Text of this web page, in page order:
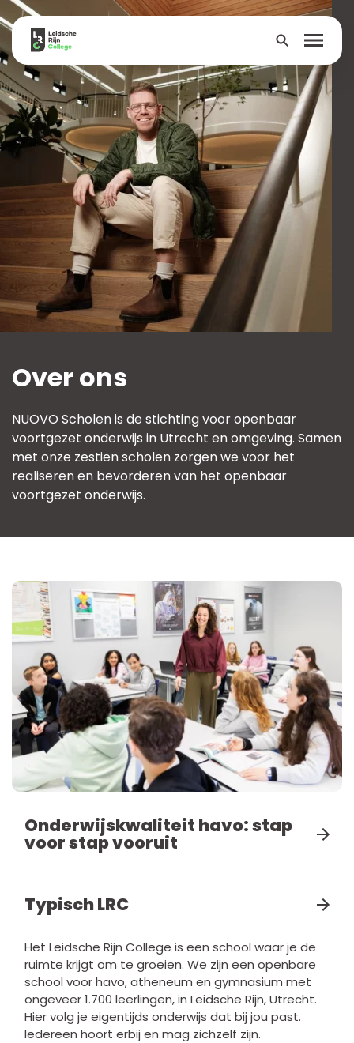
Over
Onderwijs
Leerlingen
Ouders
Groep 8
Contact
Magister
Over ons
NUOVO Scholen is de stichting voor openbaar
voortgezet onderwijs in Utrecht en omgeving. Samen
met onze zestien scholen zorgen we voor het
realiseren en bevorderen van het openbaar
voortgezet onderwijs.
Onderwijskwaliteit havo: stap
voor stap vooruit
Typisch LRC
Het Leidsche Rijn College is een school waar je de
ruimte krijgt om te groeien. We zijn een openbare
school voor havo, atheneum en gymnasium met
ongeveer 1.700 leerlingen, in Leidsche Rijn, Utrecht.
Hier volg je eigentijds onderwijs dat bij jou past.
Iedereen hoort erbij en mag zichzelf zijn.